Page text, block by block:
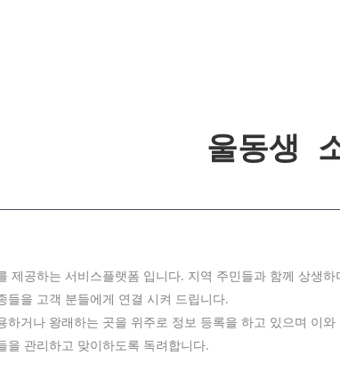
울동생
제공하는 서비스플랫폼 입니다. 지역 주민들과 함께 상생하
들을 고객 분들에게 연결 시켜 드립니다.
하거나 왕래하는 곳을 위주로 정보 등록을 하고 있으며 이와
을 관리하고 맞이하도록 독려합니다.